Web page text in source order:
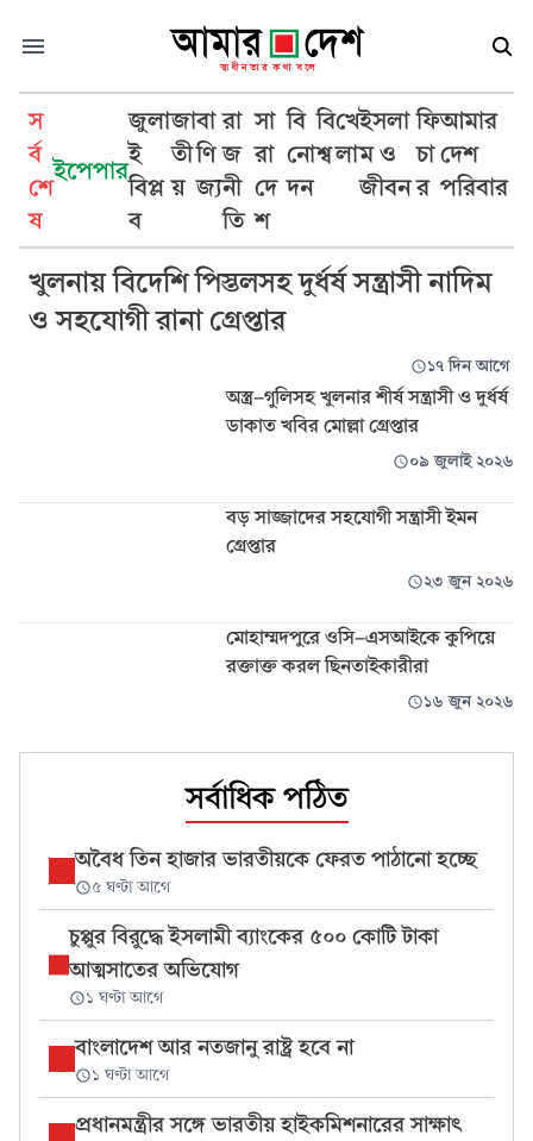
স
র্ব
শে
ষ
ইপেপার
জুলা
ই
বিপ্ল
ব
জা
তী
য়
বা
ণি
জ্য
রা
জ
নী
তি
সা
রা
দে
শ
বি
নো
দন
বি
শ্ব
খে
লা
ইসলা
ম ও
জীবন
ফি
চা
র
আমার
দেশ
পরিবার
সন্ত্রাসী
খুলনায় বিদেশি পিস্তলসহ দুর্ধর্ষ সন্ত্রাসী নাদিম
ও সহযোগী রানা গ্রেপ্তার
১৭ দিন আগে
অস্ত্র-গুলিসহ খুলনার শীর্ষ সন্ত্রাসী ও দুর্ধর্ষ
ডাকাত খবির মোল্লা গ্রেপ্তার
০৯ জুলাই ২০২৬
বড় সাজ্জাদের সহযোগী সন্ত্রাসী ইমন
গ্রেপ্তার
২৩ জুন ২০২৬
মোহাম্মদপুরে ওসি-এসআইকে কুপিয়ে
রক্তাক্ত করল ছিনতাইকারীরা
১৬ জুন ২০২৬
সর্বাধিক পঠিত
অবৈধ তিন হাজার ভারতীয়কে ফেরত পাঠানো হচ্ছে
৫ ঘণ্টা আগে
চুপ্পুর বিরুদ্ধে ইসলামী ব্যাংকের ৫০০ কোটি টাকা
আত্মসাতের অভিযোগ
১ ঘণ্টা আগে
বাংলাদেশ আর নতজানু রাষ্ট্র হবে না
১ ঘণ্টা আগে
প্রধানমন্ত্রীর সঙ্গে ভারতীয় হাইকমিশনারের সাক্ষাৎ